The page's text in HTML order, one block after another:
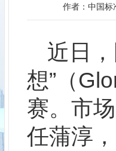
作者：中国标
近日
想”（
赛。市
任蒲淳